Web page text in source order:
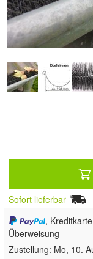
Sofort lieferbar
,
Überweisung
Zustellung: Mo, 10.